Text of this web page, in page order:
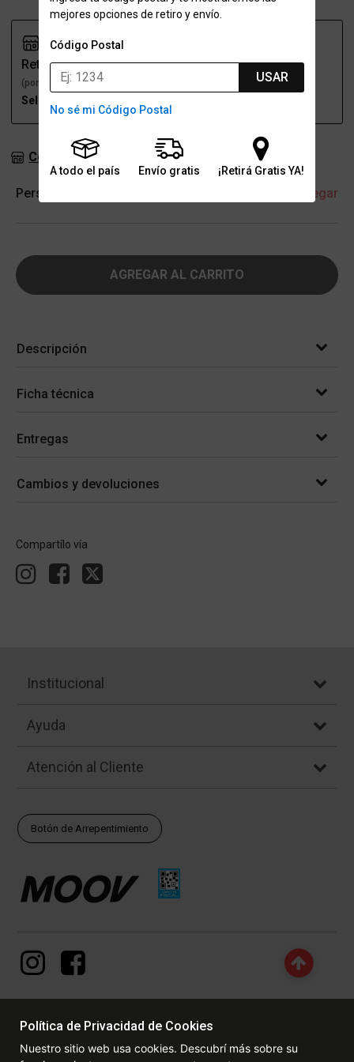
mejores opciones de retiro y envío.
Código Postal
USAR
No sé mi Código Postal
A todo el país Envío gratis ¡Retirá Gratis YA!
Retiro
(por una sucursal)
Seleccioná talle
Envío
Consultar stock en sucursales
Personalización + Agregar
AGREGAR AL CARRITO
Descripción
Ficha técnica
Entregas
Cambios y devoluciones
Compartílo vía
Institucional
Ayuda
Atención al Cliente
Botón de Arrepentimiento
DERECHOS RESERVADOS. Las fotos contenidas en este site, el
Política de Privacidad de Cookies
Nuestro sitio web usa cookies. Descubrí más sobre su